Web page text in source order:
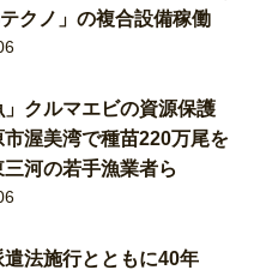
クノ」の複合設備稼働
」クルマエビの資源保護
渥美湾で種苗220万尾を
河の若手漁業者ら
遣法施行とともに40年